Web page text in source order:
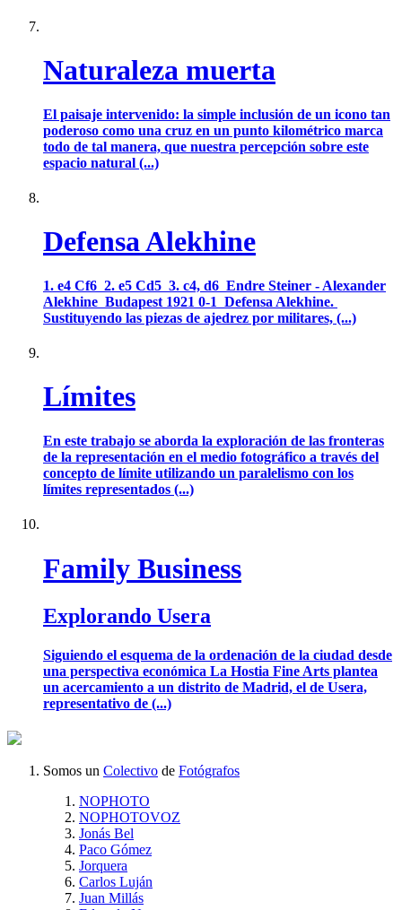
Naturaleza muerta
El paisaje intervenido: la simple inclusión de un icono tan
poderoso como una cruz en un punto kilométrico marca
todo de tal manera, que nuestra percepción sobre este
espacio natural (...)
Defensa Alekhine
1. e4 Cf6 2. e5 Cd5 3. c4, d6 Endre Steiner - Alexander
Alekhine Budapest 1921 0-1 Defensa Alekhine.
Sustituyendo las piezas de ajedrez por militares, (...)
Límites
En este trabajo se aborda la exploración de las fronteras
de la representación en el medio fotográfico a través del
concepto de límite utilizando un paralelismo con los
límites representados (...)
Family Business
Explorando Usera
Siguiendo el esquema de la ordenación de la ciudad desde
una perspectiva económica La Hostia Fine Arts plantea
un acercamiento a un distrito de Madrid, el de Usera,
representativo de (...)
Somos un Colectivo de Fotógrafos
NOPHOTO
NOPHOTOVOZ
Jonás Bel
Paco Gómez
Jorquera
Carlos Luján
Juan Millás